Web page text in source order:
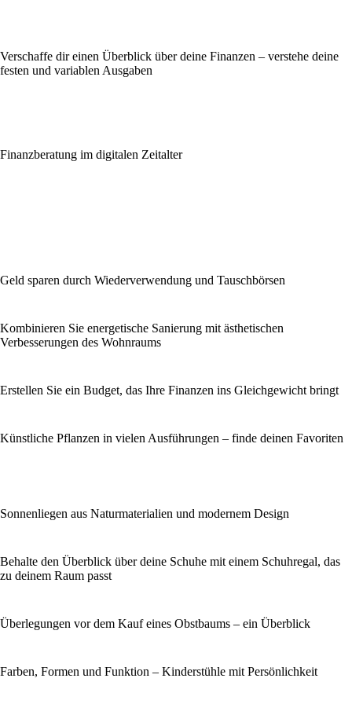
Verschaffe dir einen Überblick über deine Finanzen – verstehe deine
festen und variablen Ausgaben
Finanzberatung im digitalen Zeitalter
Geld sparen durch Wiederverwendung und Tauschbörsen
Kombinieren Sie energetische Sanierung mit ästhetischen
Verbesserungen des Wohnraums
Erstellen Sie ein Budget, das Ihre Finanzen ins Gleichgewicht bringt
Künstliche Pflanzen in vielen Ausführungen – finde deinen Favoriten
Sonnenliegen aus Naturmaterialien und modernem Design
Behalte den Überblick über deine Schuhe mit einem Schuhregal, das
zu deinem Raum passt
Überlegungen vor dem Kauf eines Obstbaums – ein Überblick
Farben, Formen und Funktion – Kinderstühle mit Persönlichkeit